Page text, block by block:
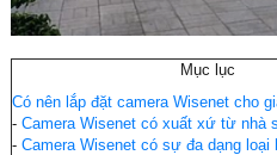
Mục lục
Có nên lắp đặt camera Wisenet cho
- Camera Wisenet có xuất xứ từ nhà
- Camera Wisenet có sự đa dạng loại